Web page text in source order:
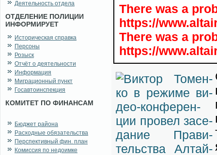
Деятельность отдела
ОТДЕЛЕНИЕ ПОЛИЦИИ
ИНФОРМИРУЕТ
Историческая справка
Персоны
Розыск
Отчёт о деятельности
Информация
Миграционный пункт
Госавтоинспекция
КОМИТЕТ ПО ФИНАНСАМ
Бюджет района
Расходные обязательства
Перспективный фин. план
Комиссия по недоимке
There was a
https://
There was a
https://